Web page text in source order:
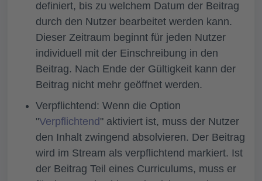
definiert, bis zu welchem Datum der Beitrag
durch den Nutzer bearbeitet werden kann.
Dieser Zeitraum beginnt für jeden Nutzer
individuell mit der Einschreibung in den
Beitrag. Nach Ende der Gültigkeit kann der
Beitrag nicht mehr geöffnet werden.
Verpflichtend: Wenn die Option
"Verpflichtend " aktiviert ist, muss der Nutzer
den Inhalt zwingend absolvieren. Der Beitrag
wird im Stream als verpflichtend markiert. Ist
der Beitrag Teil eines Curriculums, muss er